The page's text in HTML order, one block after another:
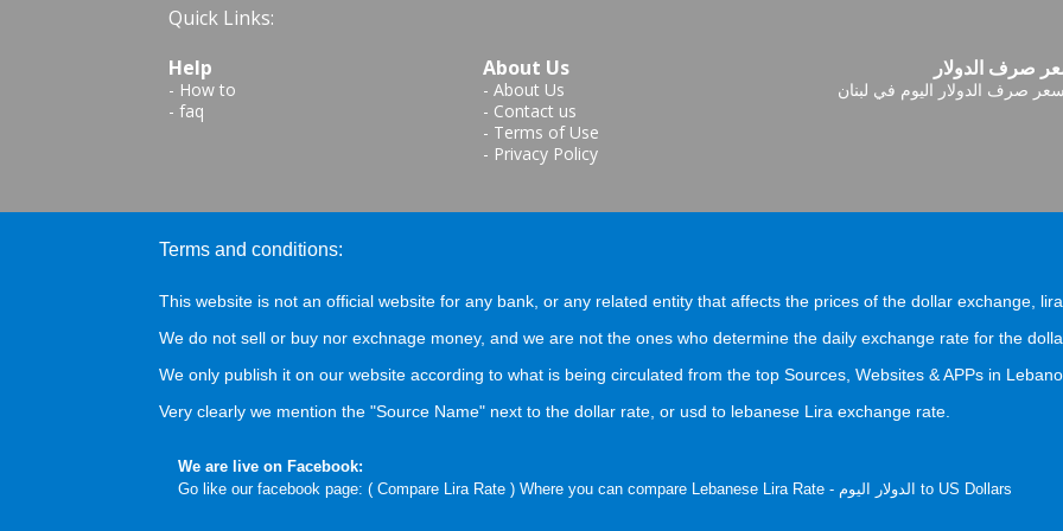
Quick Links:
Help
- How to
-faq
About Us
-About Us
- Contact us
- Terms of Use
- Privacy Policy
صرف الدولار
سعر صرف الدولار اليوم في لبنان
Terms and conditions:
This website is not an official website for any bank, or any related entity that affects the prices of the dollar exchange,
We do not sell or buy nor exchnage money, and we are not the ones who determine the daily exchange rate for the
We only publish it on our website according to what is being circulated from the top Sources, Websites & APPs in
Very clearly we mention the "Source Name" next to the dollar rate, or usd to lebanese Lira exchange rate.
We are live on Facebook:
Go like our facebook page: (Compare Lira Rate ) Where you can compare Lebanese Lira Rate - الدولار اليوم to US Dollars